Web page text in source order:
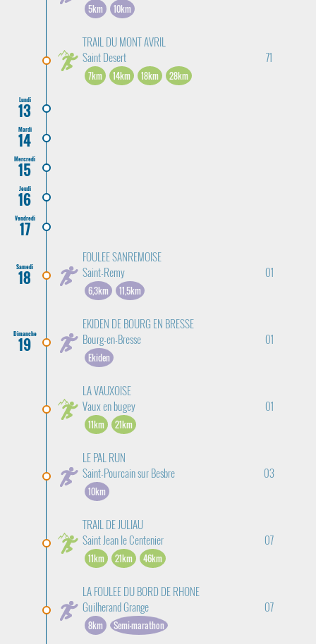
5km 10km
TRAIL DU MONT AVRIL
Saint Desert
71
7km 14km 18km 28km
Lundi
13
Mardi
14
Mercredi
15
Jeudi
16
Vendredi
17
Samedi
18
FOULEE SANREMOISE
Saint-Remy
01
6,3km 11,5km
Dimanche
19
EKIDEN DE BOURG EN BRESSE
Bourg-en-Bresse
01
Ekiden
LA VAUXOISE
Vaux en bugey
01
11km 21km
LE PAL RUN
Saint-Pourcain sur Besbre
03
10km
TRAIL DE JULIAU
Saint Jean le Centenier
07
11km 21km 46km
LA FOULEE DU BORD DE RHONE
Guilherand Grange
07
8km Semi-marathon